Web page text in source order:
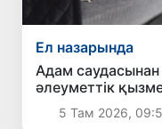
Ел назарында
Адам
әлеуметтік
5 Там 2026,